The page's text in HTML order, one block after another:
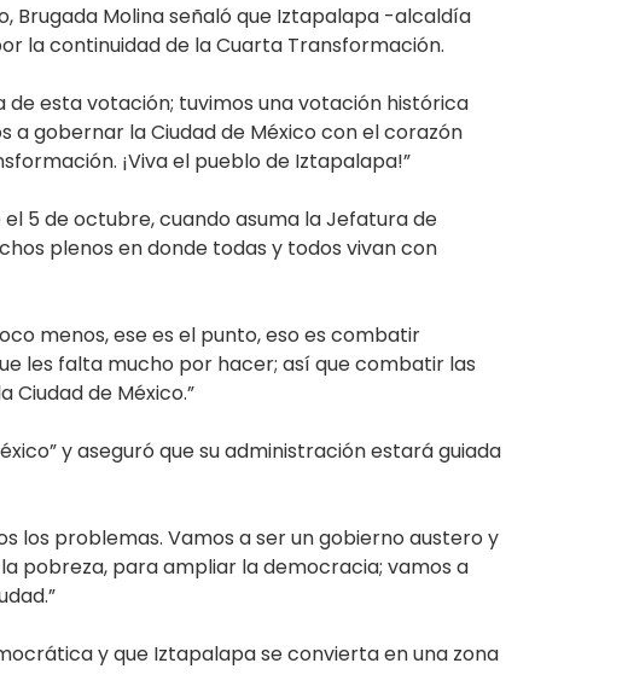
Brugada Molina señaló que Iztapalapa -alcaldía
la continuidad de la Cuarta Transformación.
esta votación; tuvimos una votación histórica
gobernar la Ciudad de México con el corazón
¡Viva el pueblo de Iztapalapa!”
5 de octubre, cuando asuma la Jefatura de
plenos en donde todas y todos vivan con
menos, ese es el punto, eso es combatir
les falta mucho por hacer; así que combatir las
Ciudad de México.”
y aseguró que su administración estará guiada
los problemas. Vamos a ser un gobierno austero y
pobreza, para ampliar la democracia; vamos a
y que Iztapalapa se convierta en una zona